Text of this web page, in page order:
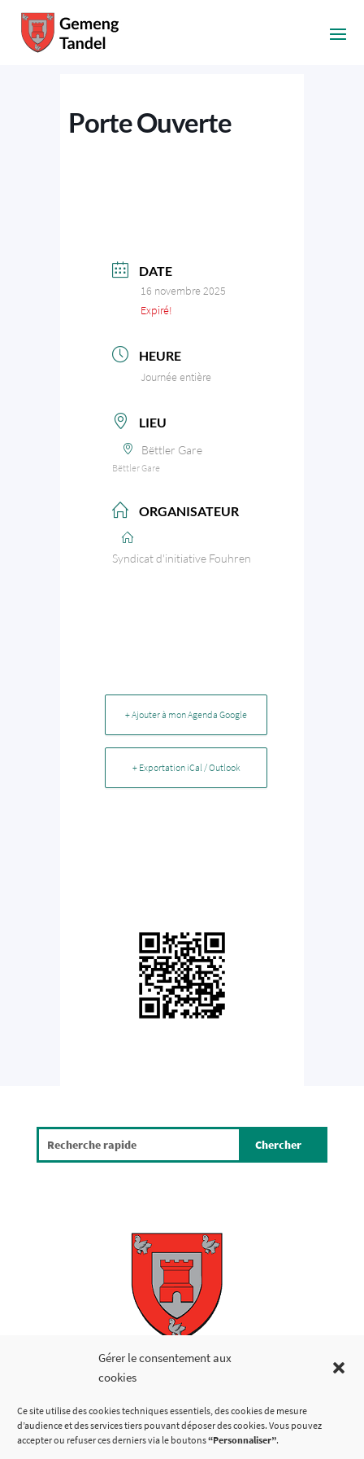
Gérer le consentement aux
cookies
Ce site utilise des cookies techniques essentiels, des cookies de mesure
d’audience et des services tiers pouvant déposer des cookies. Vous pouvez
accepter ou refuser ces derniers via le boutons“Personnaliser”.
Porte Ouverte
DATE
16 novembre 2025
Expiré!
HEURE
Journée entière
LIEU
Bëttler Gare
Bëttler Gare
ORGANISATEUR
Syndicat d'initiative Fouhren
+ Ajouter à mon Agenda Google
+ Exportation iCal / Outlook
Copyright © 2026